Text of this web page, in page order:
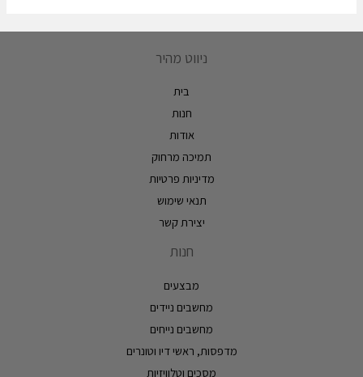
ניווט מהיר
בית
חנות
אודות
תמיכה מרחוק
מדיניות פרטיות
תנאי שימוש
יצירת קשר
חנות
מבצעים
מחשבים ניידים
מחשבים נייחים
מדפסות, ראשי דיו וטונרים
מסכים וטלוויזיות